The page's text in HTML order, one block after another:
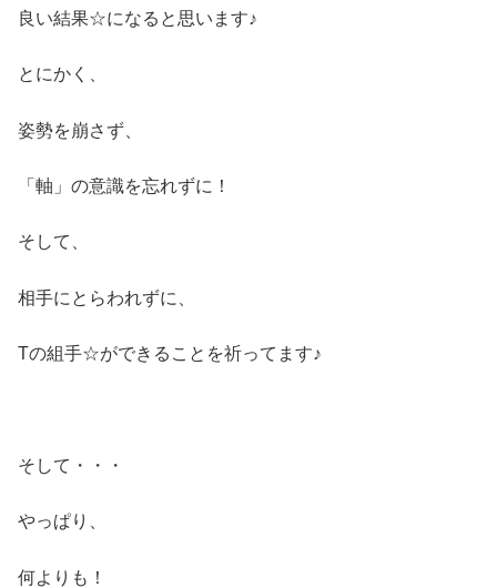
良い結果☆になると思います♪
とにかく、
姿勢を崩さず、
「軸」の意識を忘れずに！
そして、
相手にとらわれずに、
Tの組手☆ができることを祈ってます♪
そして・・・
やっぱり、
何よりも！